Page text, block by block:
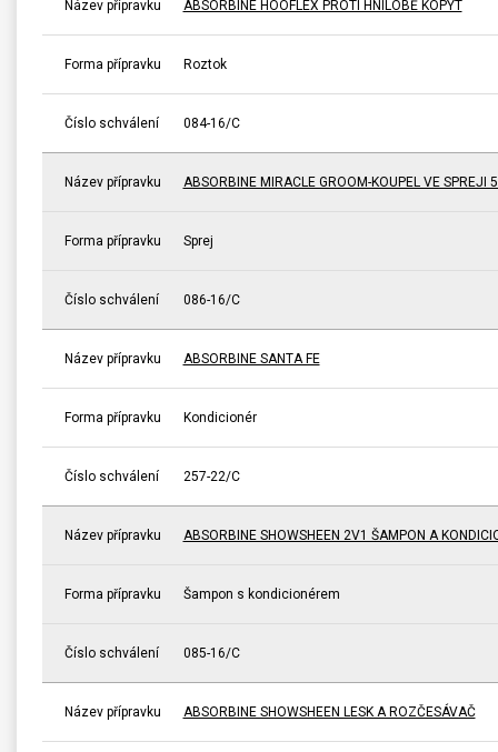
Název přípravku ABSORBINE HOOFLEX PROTI HNILOBĚ KOPYT
Forma přípravku Roztok
Číslo schválení 084-16/C
Název přípravku ABSORBINE MIRACLE GROOM-KOUPEL VE SPREJI
Forma přípravku Sprej
Číslo schválení 086-16/C
Název přípravku ABSORBINE SANTA FE
Forma přípravku Kondicionér
Číslo schválení 257-22/C
Název přípravku ABSORBINE SHOWSHEEN 2V1 ŠAMPON A
Forma přípravku Šampon s kondicionérem
Číslo schválení 085-16/C
Název přípravku ABSORBINE SHOWSHEEN LESK A ROZČESÁVAČ